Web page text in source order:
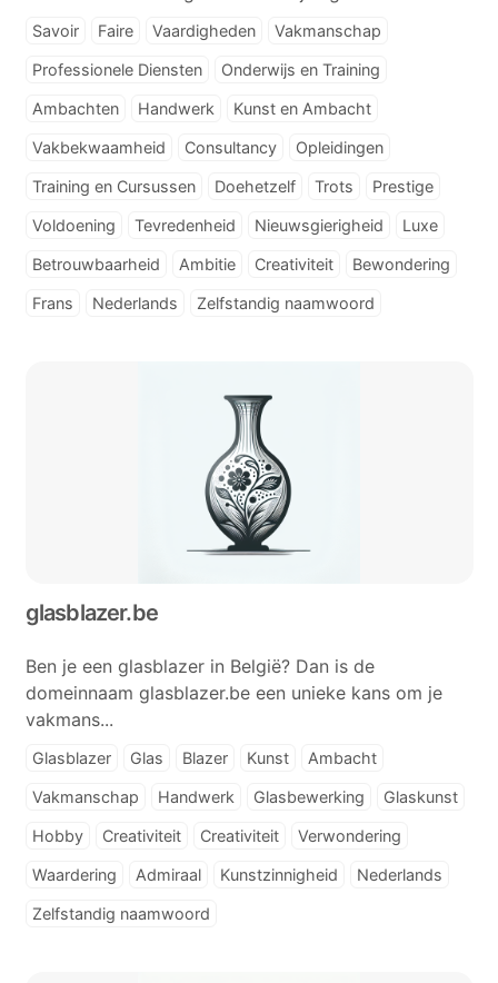
Savoir Faire Vaardigheden Vakmanschap
Professionele Diensten Onderwijs en Training
Ambachten Handwerk Kunst en Ambacht
Vakbekwaamheid Consultancy Opleidingen
Training en Cursussen Doehetzelf Trots Prestige
Voldoening Tevredenheid Nieuwsgierigheid Luxe
Betrouwbaarheid Ambitie Creativiteit Bewondering
Frans Nederlands Zelfstandig naamwoord
glasblazer.be
Ben je een glasblazer in België? Dan is de
domeinnaam glasblazer.be een unieke kans om je
vakmans...
Glasblazer Glas Blazer Kunst Ambacht
Vakmanschap Handwerk Glasbewerking Glaskunst
Hobby Creativiteit Creativiteit Verwondering
Waardering Admiraal Kunstzinnigheid Nederlands
Zelfstandig naamwoord